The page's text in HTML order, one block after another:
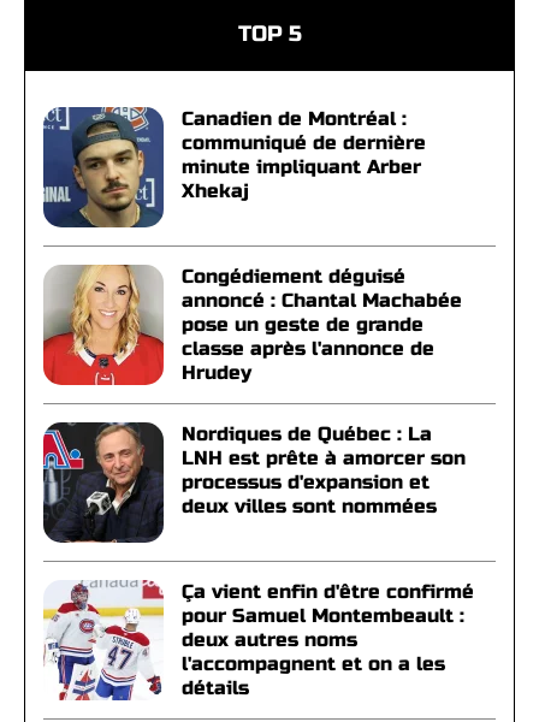
TOP 5
Canadien de Montréal :
communiqué de dernière
minute impliquant Arber
Xhekaj
Congédiement déguisé
annoncé : Chantal Machabée
pose un geste de grande
classe après l'annonce de
Hrudey
Nordiques de Québec : La
LNH est prête à amorcer son
processus d'expansion et
deux villes sont nommées
Ça vient enfin d'être confirmé
pour Samuel Montembeault :
deux autres noms
l'accompagnent et on a les
détails